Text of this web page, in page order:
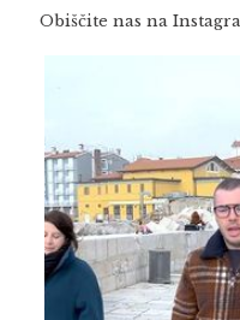
Obiščite nas na